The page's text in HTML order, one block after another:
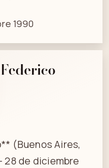
1990
(Buenos Aires,
28 de diciembre